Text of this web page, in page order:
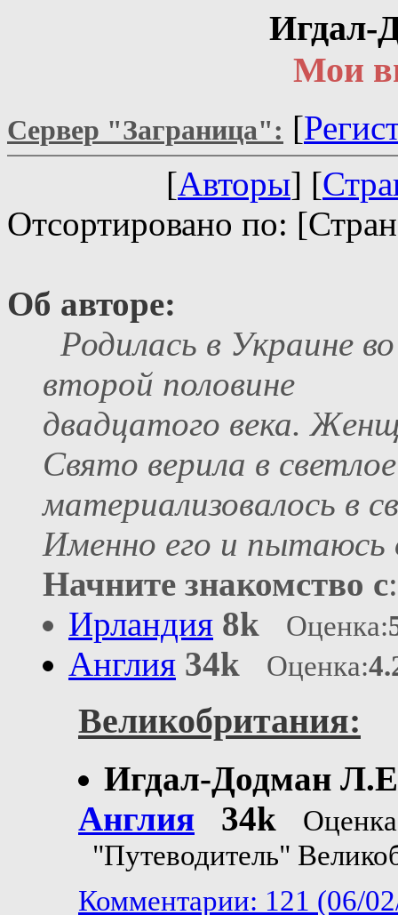
Игдал-
Мои
Сервер "Заграница": [
[Авторы] [
Отсортировано по:
Об авторе:
Родилась в Украине во
второй половине
двадцатого века.
Свято верила в
материализовалось в
Именно его и пытаюсь
Начните знакомство с:
Ирландия 8k Оценка:
Англия 34k Оценка:
Великобритания:
Игдал-Додман
Англия
34k
"Путеводитель"
Комментарии: 121 (06/